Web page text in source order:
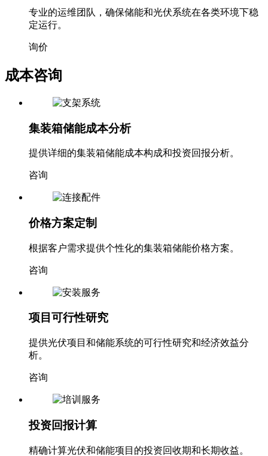
专业的运维团队，确保储能和光伏系统在各类环境下稳
定运行。
询价
成本咨询
集装箱储能成本分析
提供详细的集装箱储能成本构成和投资回报分析。
咨询
价格方案定制
根据客户需求提供个性化的集装箱储能价格方案。
咨询
项目可行性研究
提供光伏项目和储能系统的可行性研究和经济效益分
析。
咨询
投资回报计算
精确计算光伏和储能项目的投资回收期和长期收益。